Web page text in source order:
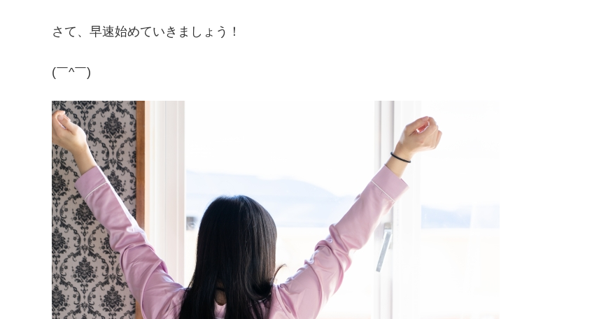
さて、早速始めていきましょう！
(￣^￣)ゞ